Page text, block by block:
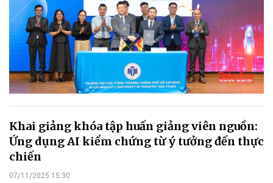
Khai giảng khóa tập huấn giảng viên nguồn:
Ứng dụng AI kiểm chứng từ ý tưởng đến thực
chiến
07/11/2025 15:30